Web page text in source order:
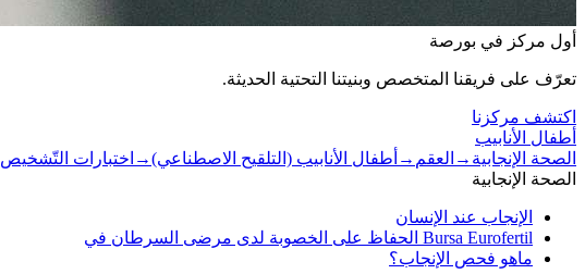
أول مركز في بورصة
تعرّف على فريقنا المتخصص وبنيتنا التحتية الحديثة.
اكتشف مركزنا
أطفال الأنابيب
الصحة الإنجابية → العقم → أطفال الأنابيب (التلقيح الاصطناعي)→ اختبارات التّشخيص
الصحة الإنجابية
الإنجاب عند الإنسان
Bursa Eurofertil الحفاظ على الخصوبة لدى مرضى السرطان في
ماهو فحص الإنجاب؟